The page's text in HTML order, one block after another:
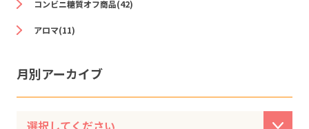
コンビニ糖質オフ商品(42)
アロマ(11)
月別アーカイブ